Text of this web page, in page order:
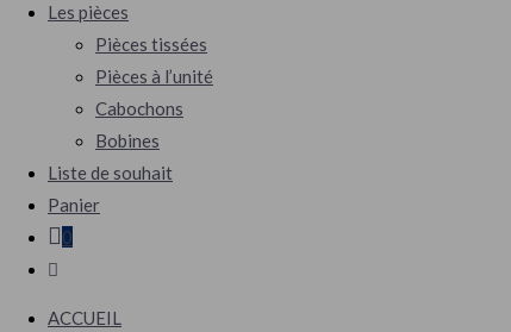
Les pièces
Pièces tissées
Pièces à l’unité
Cabochons
Bobines
Liste de souhait
Panier
0
Toggle
ACCUEIL